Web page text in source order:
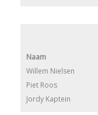
Naam
Willem Nielsen
Piet Roos
Jordy Kaptein